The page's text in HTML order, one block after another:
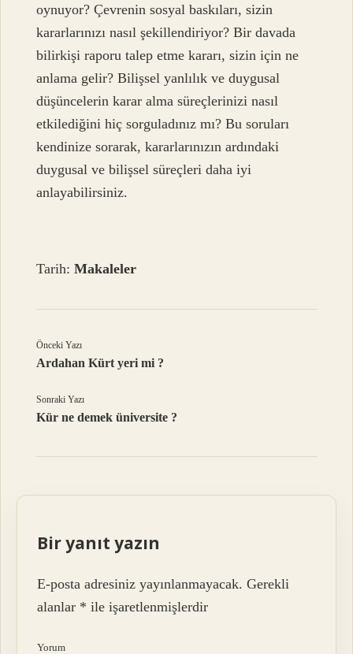
oynuyor? Çevrenin sosyal baskıları, sizin
kararlarınızı nasıl şekillendiriyor? Bir davada
bilirkişi raporu talep etme kararı, sizin için ne
anlama gelir? Bilişsel yanlılık ve duygusal
düşüncelerin karar alma süreçlerinizi nasıl
etkilediğini hiç sorguladınız mı? Bu soruları
kendinize sorarak, kararlarınızın ardındaki
duygusal ve bilişsel süreçleri daha iyi
anlayabilirsiniz.
Tarih:Makaleler
Önceki Yazı
Ardahan Kürt yeri mi ?
Sonraki Yazı
Kür ne demek üniversite ?
Bir yanıt yazın
E-posta adresiniz yayınlanmayacak. Gerekli
alanlar * ile işaretlenmişlerdir
Yorum